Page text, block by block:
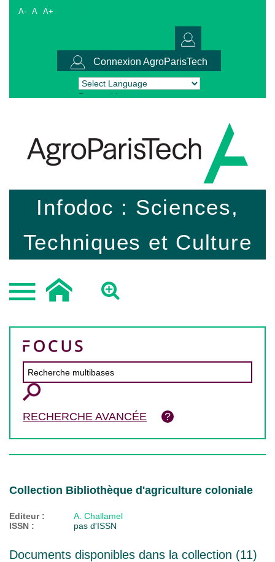
A- A A+
Connexion AgroParisTech
Powered by Translate
Infodoc : Sciences,
Techniques et Culture
RECHERCHE AVANCÉE
Collection Bibliothèque d'agriculture coloniale
Editeur :
A. Challamel
ISSN :
pas d'ISSN
Documents disponibles dans la collection (11)